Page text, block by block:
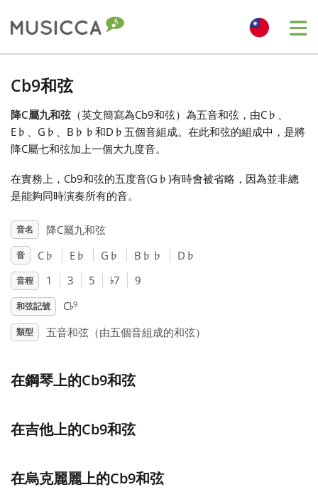
Български
English
Español
हिन्दी
Italiano
Cb9和弦
降C屬九和弦 （英文簡寫為Cb9和弦）為五音和弦，由C ♭ 、
E ♭ 、G ♭ 、B ♭ ♭ 和D ♭ 五個音組成。在此和弦的組成中，是將
降C屬七和弦加上一個大九度音。
在實務上，Cb9和弦的五度音(G ♭ )有時會被省略，因為並非總
是能夠同時演奏所有的音。
音名 降C屬九和弦
音 C ♭ E ♭ G ♭ B ♭ ♭ D ♭
音程 1 3 5 ♭7 9
和弦記號 C♭9
類型 五音和弦（由五個音組成的和弦）
在鋼琴上的Cb9和弦
在吉他上的Cb9和弦
在烏克麗麗上的Cb9和弦